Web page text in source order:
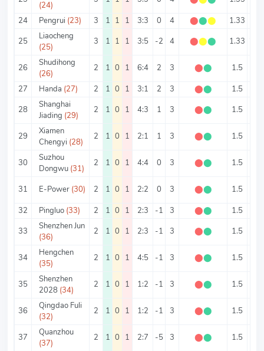
(24)
24
Pengrui (23) 3 1 1 1 3:3 0 4 ⬤⬤⬤ 1.33
25
Liaocheng
(25)
3 1 1 1 3:5 -2 4 ⬤⬤⬤ 1.33
26
Shudihong
(26)
2 1 0 1 6:4 2 3 ⬤⬤ 1.5
27
Handa (27) 2 1 0 1 3:1 2 3 ⬤⬤ 1.5
28
Shanghai
Jiading (29)
2 1 0 1 4:3 1 3 ⬤⬤ 1.5
29
Xiamen
Chengyi (28)
2 1 0 1 2:1 1 3 ⬤⬤ 1.5
30
Suzhou
Dongwu (31)
2 1 0 1 4:4 0 3 ⬤⬤ 1.5
31 E-Power (30) 2 1 0 1 2:2 0 3 ⬤⬤ 1.5
32
Pingluo (33) 2 1 0 1 2:3 -1 3 ⬤⬤ 1.5
33
Shenzhen Jun
(36)
2 1 0 1 2:3 -1 3 ⬤⬤ 1.5
34
Hengchen
(35)
2 1 0 1 4:5 -1 3 ⬤⬤ 1.5
35
Shenzhen
2028 (34)
2 1 0 1 1:2 -1 3 ⬤⬤ 1.5
36
Qingdao Fuli
(32)
2 1 0 1 1:2 -1 3 ⬤⬤ 1.5
37
Quanzhou
(37)
2 1 0 1 2:7 -5 3 ⬤⬤ 1.5